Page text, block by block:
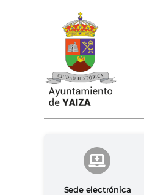
Sede electrónica